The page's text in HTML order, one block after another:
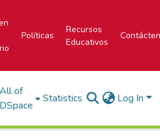
Políticas
Recursos
Educativos
All of
DSpace
Statistics Log In